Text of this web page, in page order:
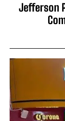
Jefferson